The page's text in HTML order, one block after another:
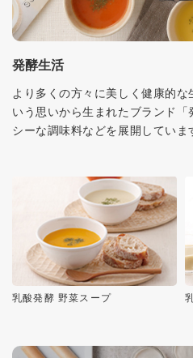
発酵生活
より多くの方々に美しく健康的な
いう思いから生まれたブランド
シーな調味料などを展開していま
乳酸発酵 野菜スープ